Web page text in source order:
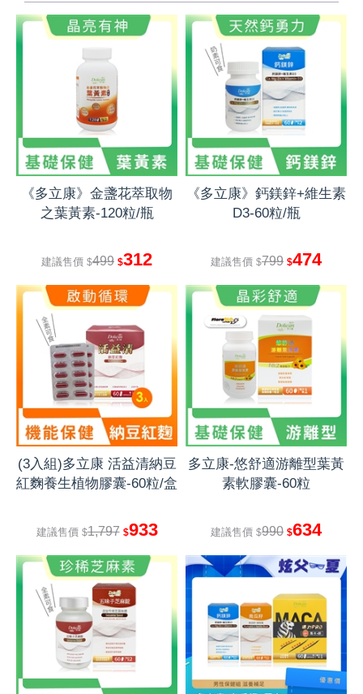
《多立康》金盞花萃取物
之葉黃素-120粒/瓶
建議售價 $499 $312
《多立康》鈣鎂鋅+維生素
D3-60粒/瓶
建議售價 $799 $474
(3入組)多立康 活益清納豆
紅麴養生植物膠囊-60粒/盒
建議售價 $1,797 $933
多立康-悠舒適游離型葉黃
素軟膠囊-60粒
建議售價 $990 $634